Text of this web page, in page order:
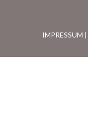
IMPRESSUM |